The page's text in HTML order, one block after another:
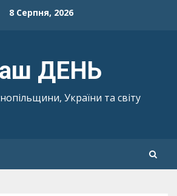
8 Серпня, 2026
ДЕНЬ
України та світу